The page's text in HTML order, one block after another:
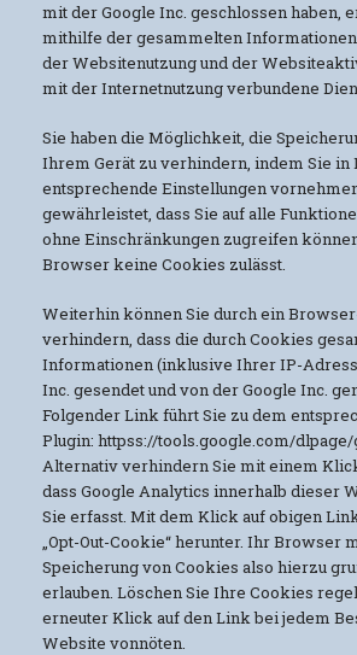
mit der Google Inc. geschlossen haben,
mithilfe der gesammelten
der Websitenutzung und der
mit der Internetnutzung verbundene
Sie haben die Möglichkeit, die
Ihrem Gerät zu verhindern, indem Sie
entsprechende Einstellungen
gewährleistet, dass Sie auf alle
ohne Einschränkungen zugreifen
Browser keine Cookies zulässt.
Weiterhin können Sie durch ein
verhindern, dass die durch Cookies
Informationen (inklusive Ihrer IP-
Inc. gesendet und von der Google Inc.
Folgender Link führt Sie zu dem
Plugin: httpss://tools.google.com/dlpage/
Alternativ verhindern Sie mit einem
dass Google Analytics innerhalb dieser
Sie erfasst. Mit dem Klick auf obigen
„Opt-Out-Cookie“ herunter. Ihr Browser
Speicherung von Cookies also hierzu
erlauben. Löschen Sie Ihre Cookies
erneuter Klick auf den Link bei jedem
Website vonnöten.